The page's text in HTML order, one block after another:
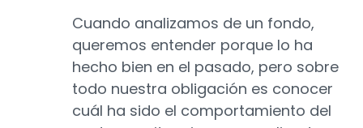
Cuando analizamos de un fondo,
queremos entender porque lo ha
hecho bien en el pasado, pero sobre
todo nuestra obligación es conocer
cuál ha sido el comportamiento del